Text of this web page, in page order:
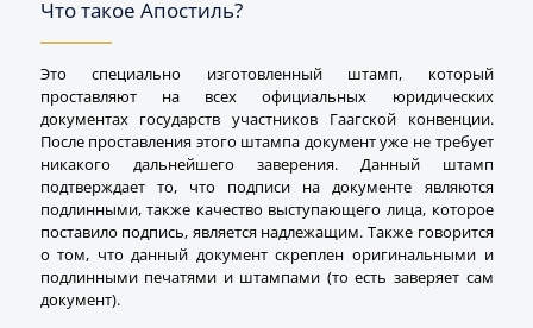
Что такое Апостиль?
Это специально изготовленный штамп, который
проставляют на всех официальных юридических
документах государств участников Гаагской конвенции.
После проставления этого штампа документ уже не требует
никакого дальнейшего заверения. Данный штамп
подтверждает то, что подписи на документе являются
подлинными, также качество выступающего лица, которое
поставило подпись, является надлежащим. Также говорится
о том, что данный документ скреплен оригинальными и
подлинными печатями и штампами (то есть заверяет сам
документ).